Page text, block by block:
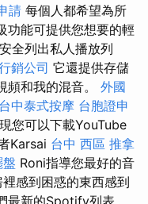
請 每個人都希望為所
功能可提供您想要的輕
全列出私人播放列
銷公司 它還提供存儲
頻和我的混音。 外國
台中泰式按摩 台胞證申
您可以下載YouTube
Karsai 台中 西區 推拿
Roni指導您最好的音
感到困惑的東西感到
最新的Spotify列表。